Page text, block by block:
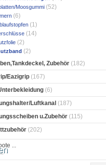
Moosgummi (52)
(6)
(1)
(14)
(2)
(2)
Zubehör (182)
Eazigrip (167)
(6)
Luftkanal (187)
u.Zubehör (115)
(202)
...